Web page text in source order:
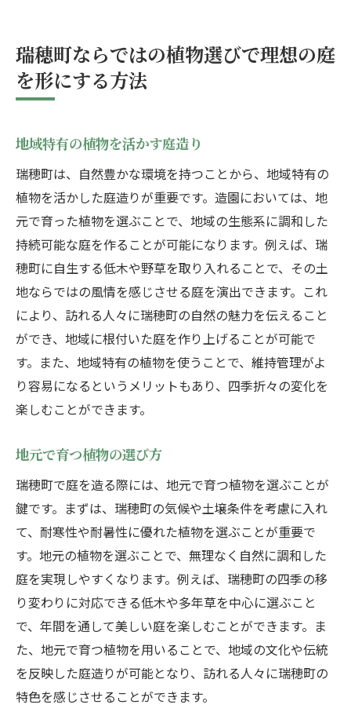
瑞穂町ならではの植物選びで理想の庭
を形にする方法
地域特有の植物を活かす庭造り
瑞穂町は、自然豊かな環境を持つことから、地域特有の
植物を活かした庭造りが重要です。造園においては、地
元で育った植物を選ぶことで、地域の生態系に調和した
持続可能な庭を作ることが可能になります。例えば、瑞
穂町に自生する低木や野草を取り入れることで、その土
地ならではの風情を感じさせる庭を演出できます。これ
により、訪れる人々に瑞穂町の自然の魅力を伝えること
ができ、地域に根付いた庭を作り上げることが可能で
す。また、地域特有の植物を使うことで、維持管理がよ
り容易になるというメリットもあり、四季折々の変化を
楽しむことができます。
地元で育つ植物の選び方
瑞穂町で庭を造る際には、地元で育つ植物を選ぶことが
鍵です。まずは、瑞穂町の気候や土壌条件を考慮に入れ
て、耐寒性や耐暑性に優れた植物を選ぶことが重要で
す。地元の植物を選ぶことで、無理なく自然に調和した
庭を実現しやすくなります。例えば、瑞穂町の四季の移
り変わりに対応できる低木や多年草を中心に選ぶこと
で、年間を通して美しい庭を楽しむことができます。ま
た、地元で育つ植物を用いることで、地域の文化や伝統
を反映した庭造りが可能となり、訪れる人々に瑞穂町の
特色を感じさせることができます。